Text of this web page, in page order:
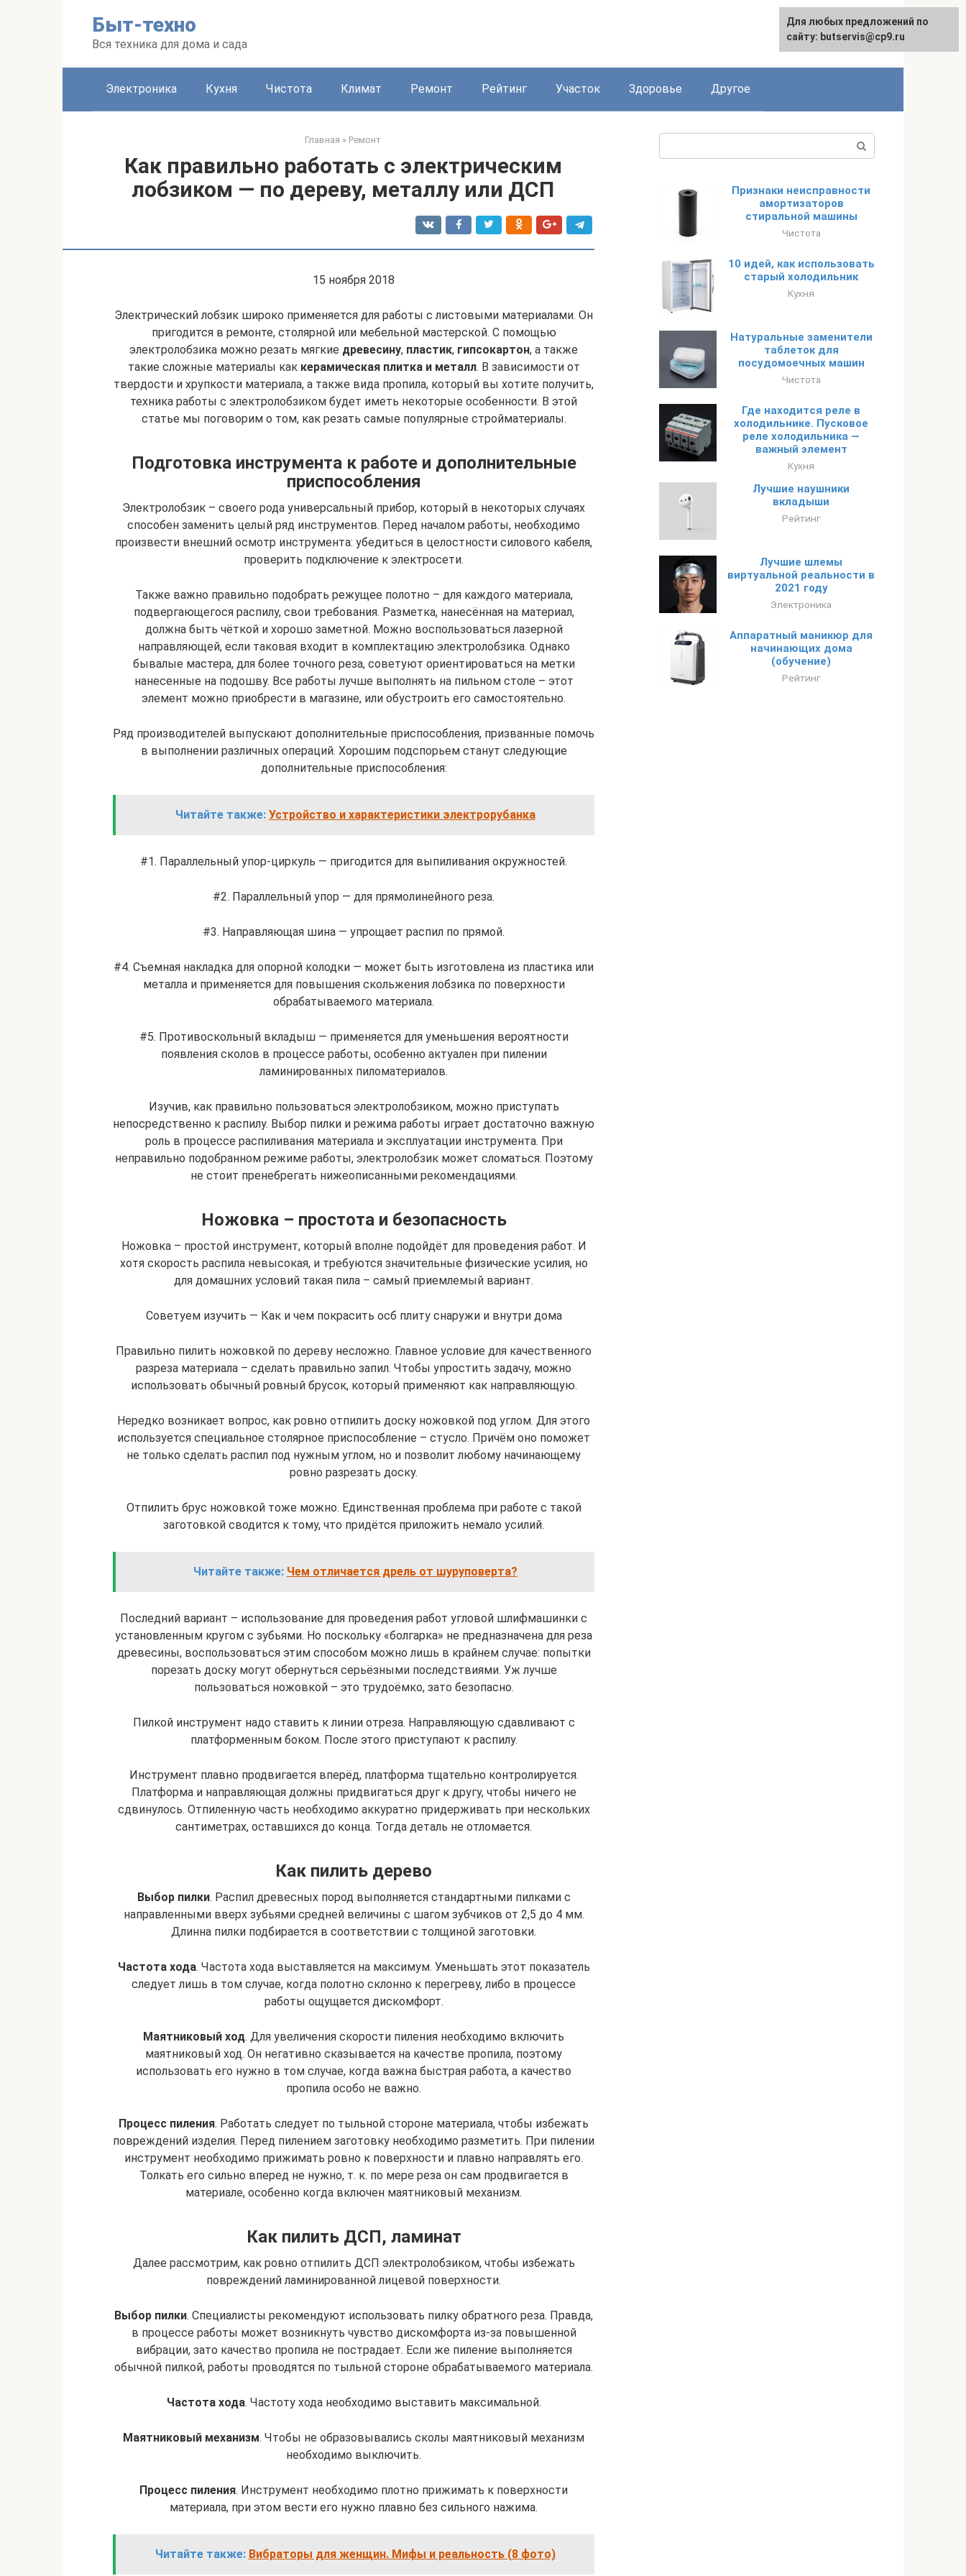
Быт-техно
Вся техника для дома и сада
English
Электроника Кухня Чистота Климат Ремонт Рейтинг Участок Здоровье Другое
Главная » Ремонт
Как правильно работать с электрическим
лобзиком — по дереву, металлу или ДСП
15 ноября 2018
Электрический лобзик широко применяется для работы с листовыми материалами. Он
пригодится в ремонте, столярной или мебельной мастерской. С помощью
электролобзика можно резать мягкие древесину, пластик, гипсокартон, а также
такие сложные материалы как керамическая плитка и металл. В зависимости от
твердости и хрупкости материала, а также вида пропила, который вы хотите получить,
техника работы с электролобзиком будет иметь некоторые особенности. В этой
статье мы поговорим о том, как резать самые популярные стройматериалы.
Подготовка инструмента к работе и дополнительные
приспособления
Электролобзик – своего рода универсальный прибор, который в некоторых случаях
способен заменить целый ряд инструментов. Перед началом работы, необходимо
произвести внешний осмотр инструмента: убедиться в целостности силового кабеля,
проверить подключение к электросети.
Также важно правильно подобрать режущее полотно – для каждого материала,
подвергающегося распилу, свои требования. Разметка, нанесённая на материал,
должна быть чёткой и хорошо заметной. Можно воспользоваться лазерной
направляющей, если таковая входит в комплектацию электролобзика. Однако
бывалые мастера, для более точного реза, советуют ориентироваться на метки
нанесенные на подошву. Все работы лучше выполнять на пильном столе – этот
элемент можно приобрести в магазине, или обустроить его самостоятельно.
Ряд производителей выпускают дополнительные приспособления, призванные помочь
в выполнении различных операций. Хорошим подспорьем станут следующие
дополнительные приспособления:
Читайте также: Устройство и характеристики электрорубанка
#1. Параллельный упор-циркуль — пригодится для выпиливания окружностей.
#2. Параллельный упор — для прямолинейного реза.
#3. Направляющая шина — упрощает распил по прямой.
#4. Съемная накладка для опорной колодки — может быть изготовлена из пластика или
металла и применяется для повышения скольжения лобзика по поверхности
обрабатываемого материала.
#5. Противоскольный вкладыш — применяется для уменьшения вероятности
появления сколов в процессе работы, особенно актуален при пилении
ламинированных пиломатериалов.
Изучив, как правильно пользоваться электролобзиком, можно приступать
непосредственно к распилу. Выбор пилки и режима работы играет достаточно важную
роль в процессе распиливания материала и эксплуатации инструмента. При
неправильно подобранном режиме работы, электролобзик может сломаться. Поэтому
не стоит пренебрегать нижеописанными рекомендациями.
Ножовка – простота и безопасность
Ножовка – простой инструмент, который вполне подойдёт для проведения работ. И
хотя скорость распила невысокая, и требуются значительные физические усилия, но
для домашних условий такая пила – самый приемлемый вариант.
Советуем изучить — Как и чем покрасить осб плиту снаружи и внутри дома
Правильно пилить ножовкой по дереву несложно. Главное условие для качественного
разреза материала – сделать правильно запил. Чтобы упростить задачу, можно
использовать обычный ровный брусок, который применяют как направляющую.
Нередко возникает вопрос, как ровно отпилить доску ножовкой под углом. Для этого
используется специальное столярное приспособление – стусло. Причём оно поможет
не только сделать распил под нужным углом, но и позволит любому начинающему
ровно разрезать доску.
Отпилить брус ножовкой тоже можно. Единственная проблема при работе с такой
заготовкой сводится к тому, что придётся приложить немало усилий.
Читайте также: Чем отличается дрель от шуруповерта?
Последний вариант – использование для проведения работ угловой шлифмашинки с
установленным кругом с зубьями. Но поскольку «болгарка» не предназначена для реза
древесины, воспользоваться этим способом можно лишь в крайнем случае: попытки
порезать доску могут обернуться серьёзными последствиями. Уж лучше
пользоваться ножовкой – это трудоёмко, зато безопасно.
Пилкой инструмент надо ставить к линии отреза. Направляющую сдавливают с
платформенным боком. После этого приступают к распилу.
Инструмент плавно продвигается вперёд, платформа тщательно контролируется.
Платформа и направляющая должны придвигаться друг к другу, чтобы ничего не
сдвинулось. Отпиленную часть необходимо аккуратно придерживать при нескольких
сантиметрах, оставшихся до конца. Тогда деталь не отломается.
Как пилить дерево
Выбор пилки. Распил древесных пород выполняется стандартными пилками с
направленными вверх зубьями средней величины с шагом зубчиков от 2,5 до 4 мм.
Длинна пилки подбирается в соответствии с толщиной заготовки.
Частота хода. Частота хода выставляется на максимум. Уменьшать этот показатель
следует лишь в том случае, когда полотно склонно к перегреву, либо в процессе
работы ощущается дискомфорт.
Маятниковый ход. Для увеличения скорости пиления необходимо включить
маятниковый ход. Он негативно сказывается на качестве пропила, поэтому
использовать его нужно в том случае, когда важна быстрая работа, а качество
пропила особо не важно.
Процесс пиления. Работать следует по тыльной стороне материала, чтобы избежать
повреждений изделия. Перед пилением заготовку необходимо разметить. При пилении
инструмент необходимо прижимать ровно к поверхности и плавно направлять его.
Толкать его сильно вперед не нужно, т. к. по мере реза он сам продвигается в
материале, особенно когда включен маятниковый механизм.
Как пилить ДСП, ламинат
Далее рассмотрим, как ровно отпилить ДСП электролобзиком, чтобы избежать
повреждений ламинированной лицевой поверхности.
Выбор пилки. Специалисты рекомендуют использовать пилку обратного реза. Правда,
в процессе работы может возникнуть чувство дискомфорта из-за повышенной
вибрации, зато качество пропила не пострадает. Если же пиление выполняется
обычной пилкой, работы проводятся по тыльной стороне обрабатываемого материала.
Частота хода. Частоту хода необходимо выставить максимальной.
Маятниковый механизм. Чтобы не образовывались сколы маятниковый механизм
необходимо выключить.
Процесс пиления. Инструмент необходимо плотно прижимать к поверхности
материала, при этом вести его нужно плавно без сильного нажима.
Читайте также: Вибраторы для женщин. Мифы и реальность (8 фото)
Признаки неисправности
амортизаторов
стиральной машины
Чистота
10 идей, как использовать
старый холодильник
Кухня
Натуральные заменители
таблеток для
посудомоечных машин
Чистота
Где находится реле в
холодильнике. Пусковое
реле холодильника —
важный элемент
Кухня
Лучшие наушники
вкладыши
Рейтинг
Лучшие шлемы
виртуальной реальности в
2021 году
Электроника
Аппаратный маникюр для
начинающих дома
(обучение)
Рейтинг
Для любых предложений по
сайту: butservis@cp9.ru